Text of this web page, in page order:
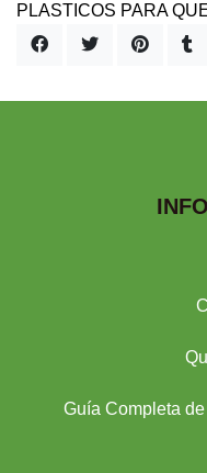
PLASTICOS PARA
Guía Completa